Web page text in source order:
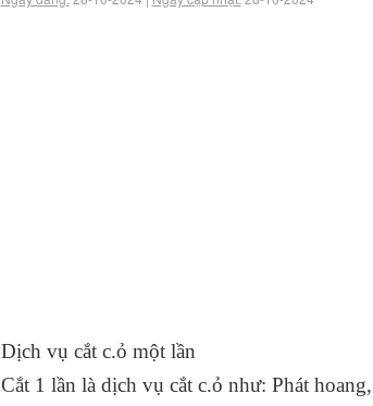
Dịch vụ cắt c.ỏ một lần
Cắt 1 lần là dịch vụ cắt c.ỏ như: Phát